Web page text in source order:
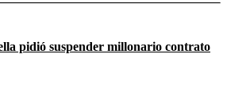
pidió suspender millonario contrato